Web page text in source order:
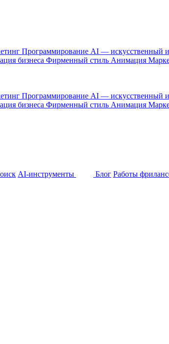
Программирование AI — искусственный
бизнеса Фирменный стиль Анимация
Программирование AI — искусственный
бизнеса Фирменный стиль Анимация
AI-инструменты Блог Работы